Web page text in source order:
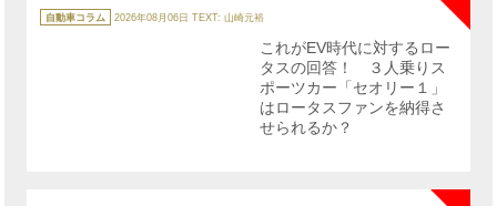
テ
ゴ
自動車コラム 2026年08月06日 TEXT: 山崎元裕
これがEV時代に対するロー
タスの回答！ ３人乗りス
ポーツカー「セオリー１」
はロータスファンを納得さ
せられるか？